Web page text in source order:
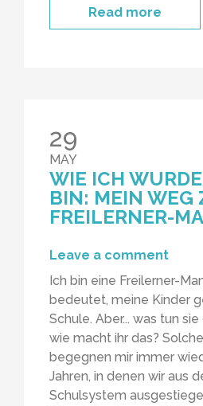
Read more
29
MAY
WIE ICH
BIN: MEIN WEG
FREILERNER-
Leave a comment
Ich bin eine Freilerner-
bedeutet, meine Kinder
Schule. Aber... was tun
wie macht ihr das?
begegnen mir immer
Jahren, in denen wir aus
Schulsystem